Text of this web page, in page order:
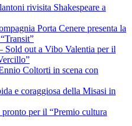
rivisita Shakespeare a
Porta Cenere presenta la
out a Vibo Valentia per il
Coltorti in scena con
e coraggiosa della Misasi in
per il “Premio cultura